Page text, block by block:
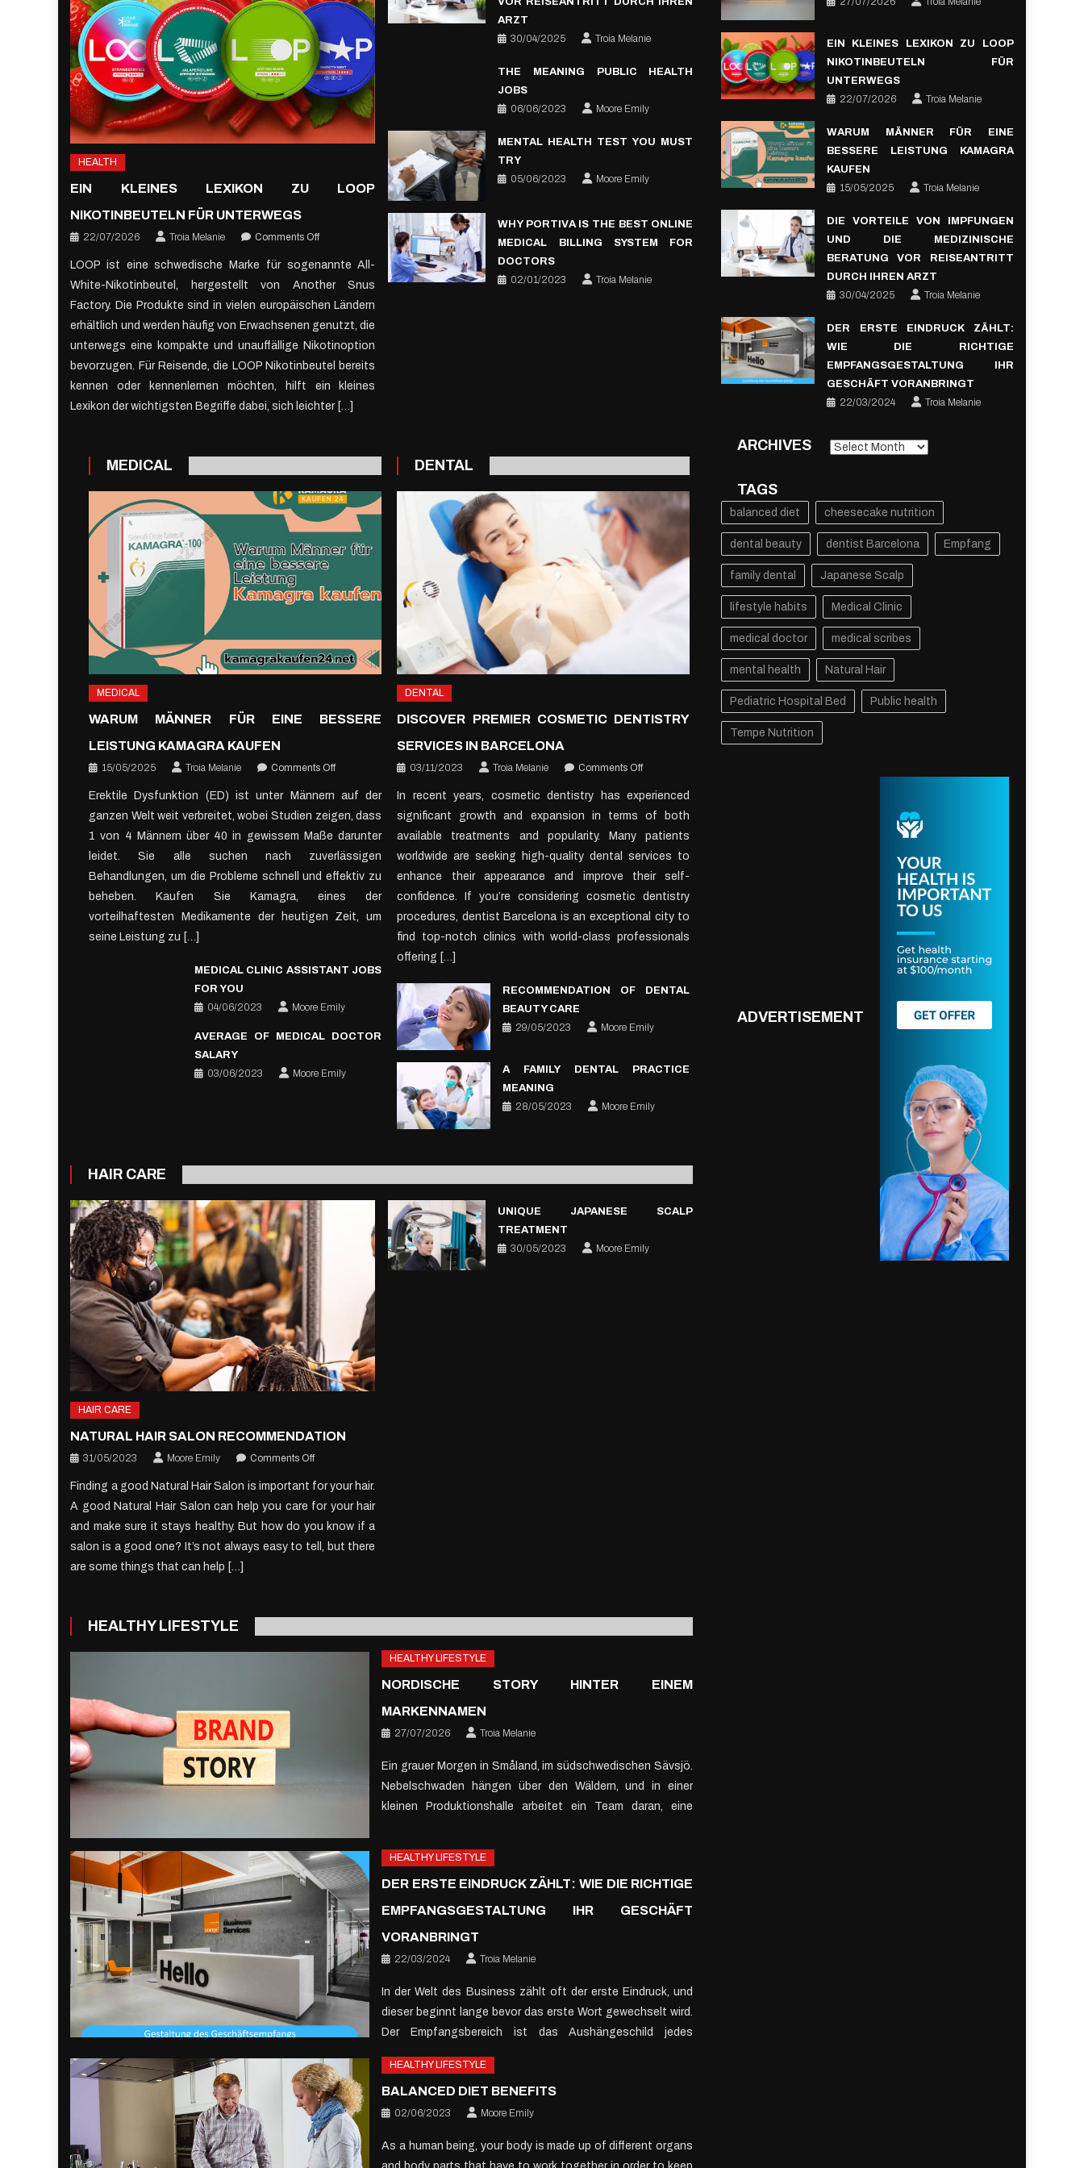
HEALTH
EIN KLEINES LEXIKON ZU LOOP
NIKOTINBEUTELN FÜR UNTERWEGS
22/07/2026 Troia Melanie Comments Offon
Kleines
Lexikon
zu
LOOP
Unterwegs
LOOP ist eine schwedische Marke für sogenannte All-
White-Nikotinbeutel, hergestellt von Another Snus
Factory. Die Produkte sind in vielen europäischen Ländern
erhältlich und werden häufig von Erwachsenen genutzt, die
unterwegs eine kompakte und unauffällige Nikotinoption
bevorzugen. Für Reisende, die LOOP Nikotinbeutel bereits
kennen oder kennenlernen möchten, hilft ein kleines
Lexikon der wichtigsten Begriffe dabei, sich leichter […]
ARZT
30/04/2025
Troia Melanie
THE MEANING PUBLIC HEALTH
JOBS
06/06/2023
Moore Emily
MENTAL HEALTH TEST YOU MUST
TRY
05/06/2023
Moore Emily
WHY PORTIVA IS THE BEST ONLINE
MEDICAL BILLING SYSTEM FOR
DOCTORS
02/01/2023
Troia Melanie
MEDICAL
MEDICAL
WARUM MÄNNER FÜR EINE BESSERE
LEISTUNG KAMAGRA KAUFEN
15/05/2025 Troia Melanie Comments Offon
Männer
für
eine
bessere
kaufen
Erektile Dysfunktion (ED) ist unter Männern auf der
ganzen Welt weit verbreitet, wobei Studien zeigen, dass
1 von 4 Männern über 40 in gewissem Maße darunter
leidet. Sie alle suchen nach zuverlässigen
Behandlungen, um die Probleme schnell und effektiv zu
beheben. Kaufen Sie Kamagra, eines der
vorteilhaftesten Medikamente der heutigen Zeit, um
seine Leistung zu […]
MEDICAL CLINIC ASSISTANT JOBS
FOR YOU
04/06/2023
Moore Emily
AVERAGE OF MEDICAL DOCTOR
SALARY
03/06/2023
Moore Emily
DENTAL
DENTAL
DISCOVER PREMIER COSMETIC DENTISTRY
SERVICES IN BARCELONA
03/11/2023 Troia Melanie Comments Offon
Premier
Cosmetic
Dentistry
Services
In recent years, cosmetic dentistry has experienced
significant growth and expansion in terms of both
available treatments and popularity. Many patients
worldwide are seeking high-quality dental services to
enhance their appearance and improve their self-
confidence. If you’re considering cosmetic dentistry
procedures, dentist Barcelona is an exceptional city to
find top-notch clinics with world-class professionals
offering […]
RECOMMENDATION OF DENTAL
BEAUTY CARE
29/05/2023
Moore Emily
A FAMILY DENTAL PRACTICE
MEANING
28/05/2023
Moore Emily
HAIR CARE
HAIR CARE
NATURAL HAIR SALON RECOMMENDATION
31/05/2023 Moore Emily Comments Offon
Hair
Salon
Recommendation
Finding a good Natural Hair Salon is important for your hair.
A good Natural Hair Salon can help you care for your hair
and make sure it stays healthy. But how do you know if a
salon is a good one? It’s not always easy to tell, but there
are some things that can help […]
UNIQUE JAPANESE SCALP
TREATMENT
30/05/2023
Moore Emily
HEALTHY LIFESTYLE
HEALTHY LIFESTYLE
NORDISCHE STORY HINTER EINEM
MARKENNAMEN
27/07/2026 Troia Melanie
Ein grauer Morgen in Småland, im südschwedischen Sävsjö.
Nebelschwaden hängen über den Wäldern, und in einer
kleinen Produktionshalle arbeitet ein Team daran, eine
heraus entsteht Anfang der 2000er Jahre die Marke Skruf,
die heute weit über Schweden hinaus bekannt ist. Von
Sävsjö […]
HEALTHY LIFESTYLE
DER ERSTE EINDRUCK ZÄHLT: WIE DIE RICHTIGE
EMPFANGSGESTALTUNG IHR GESCHÄFT
VORANBRINGT
22/03/2024 Troia Melanie
In der Welt des Business zählt oft der erste Eindruck, und
dieser beginnt lange bevor das erste Wort gewechselt wird.
Der Empfangsbereich ist das Aushängeschild jedes
Mitarbeiter täglich ihre ersten Erfahrungen mit Ihrer Marke
machen. Eine ansprechende, funktionale Gestaltung dieses
Raumes ist daher kein Luxus, sondern eine […]
HEALTHY LIFESTYLE
BALANCED DIET BENEFITS
02/06/2023 Moore Emily
As a human being, your body is made up of different organs
EIN KLEINES LEXIKON ZU LOOP
NIKOTINBEUTELN FÜR
UNTERWEGS
22/07/2026
Troia Melanie
WARUM MÄNNER FÜR EINE
BESSERE LEISTUNG KAMAGRA
KAUFEN
15/05/2025
Troia Melanie
DIE VORTEILE VON IMPFUNGEN
UND DIE MEDIZINISCHE
BERATUNG VOR REISEANTRITT
DURCH IHREN ARZT
30/04/2025
Troia Melanie
DER ERSTE EINDRUCK ZÄHLT:
WIE DIE RICHTIGE
EMPFANGSGESTALTUNG IHR
GESCHÄFT VORANBRINGT
22/03/2024
Troia Melanie
ARCHIVES Archives
TAGS
balanced diet cheesecake nutrition
dental beauty dentist Barcelona Empfang
family dental Japanese Scalp
lifestyle habits Medical Clinic
medical doctor medical scribes
mental health Natural Hair
Pediatric Hospital Bed Public health
Tempe Nutrition
ADVERTISEMENT